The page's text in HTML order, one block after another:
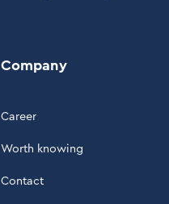
Company
Career
Worth knowing
Contact